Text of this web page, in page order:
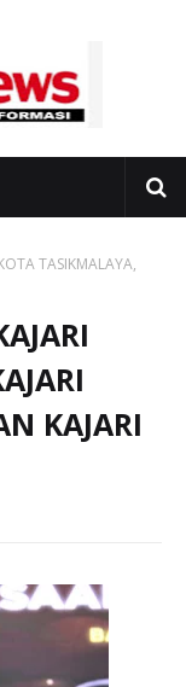
TASIKMALAYA,
KAJARI